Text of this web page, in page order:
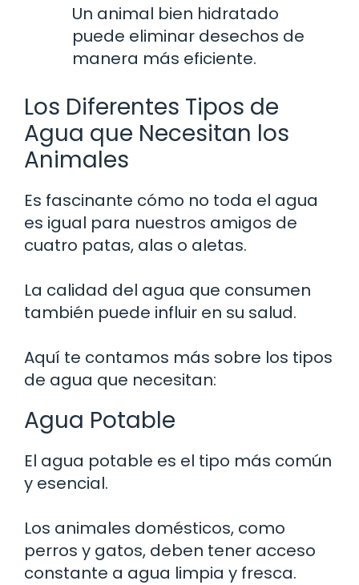
Un animal bien hidratado
puede eliminar desechos de
manera más eficiente.
Los Diferentes Tipos de
Agua que Necesitan los
Animales
Es fascinante cómo no toda el agua
es igual para nuestros amigos de
cuatro patas, alas o aletas.
La calidad del agua que consumen
también puede influir en su salud.
Aquí te contamos más sobre los tipos
de agua que necesitan:
Agua Potable
El agua potable es el tipo más común
y esencial.
Los animales domésticos, como
perros y gatos, deben tener acceso
constante a agua limpia y fresca.